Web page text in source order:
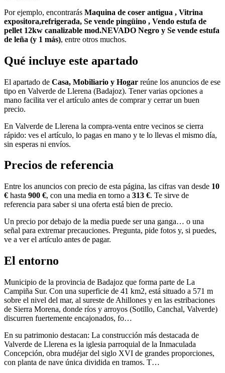
Por ejemplo, encontrarás Maquina de coser antigua , Vitrina
expositora,refrigerada, Se vende pingüino , Vendo estufa de
pellet 12kw canalizable mod.NEVADO Negro y Se vende estufa
de leña (y 1 más), entre otros muchos.
Qué incluye este apartado
El apartado de Casa, Mobiliario y Hogar reúne los anuncios de ese
tipo en Valverde de Llerena (Badajoz). Tener varias opciones a
mano facilita ver el artículo antes de comprar y cerrar un buen
precio.
En Valverde de Llerena la compra-venta entre vecinos se cierra
rápido: ves el artículo, lo pagas en mano y te lo llevas el mismo día,
sin esperas ni envíos.
Precios de referencia
Entre los anuncios con precio de esta página, las cifras van desde 10
€ hasta 900 €, con una media en torno a 313 €. Te sirve de
referencia para saber si una oferta está bien de precio.
Un precio por debajo de la media puede ser una ganga… o una
señal para extremar precauciones. Pregunta, pide fotos y, si puedes,
ve a ver el artículo antes de pagar.
El entorno
Municipio de la provincia de Badajoz que forma parte de La
Campiña Sur. Con una superficie de 41 km2, está situado a 571 m
sobre el nivel del mar, al sureste de Ahillones y en las estribaciones
de Sierra Morena, donde ríos y arroyos (Sotillo, Canchal, Valverde)
discurren fuertemente encajonados, fo…
En su patrimonio destacan: La construcción más destacada de
Valverde de Llerena es la iglesia parroquial de la Inmaculada
Concepción, obra mudéjar del siglo XVI de grandes proporciones,
con planta de nave única dividida en tramos. T…